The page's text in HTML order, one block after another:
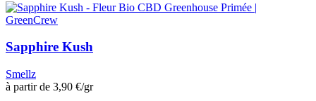
Sapphire Kush
Smellz
à partir de 3,90 €/gr